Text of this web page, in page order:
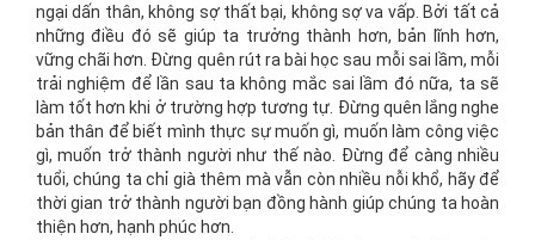
ngại dấn thân, không sợ thất bại, không sợ va vấp. Bởi tất cả
những điều đó sẽ giúp ta trưởng thành hơn, bản lĩnh hơn,
vững chãi hơn. Đừng quên rút ra bài học sau mỗi sai lầm, mỗi
trải nghiệm để lần sau ta không mắc sai lầm đó nữa, ta sẽ
làm tốt hơn khi ở trường hợp tương tự. Đừng quên lắng nghe
bản thân để biết mình thực sự muốn gì, muốn làm công việc
gì, muốn trở thành người như thế nào. Đừng để càng nhiều
tuổi, chúng ta chỉ già thêm mà vẫn còn nhiều nỗi khổ, hãy để
thời gian trở thành người bạn đồng hành giúp chúng ta hoàn
thiện hơn, hạnh phúc hơn.